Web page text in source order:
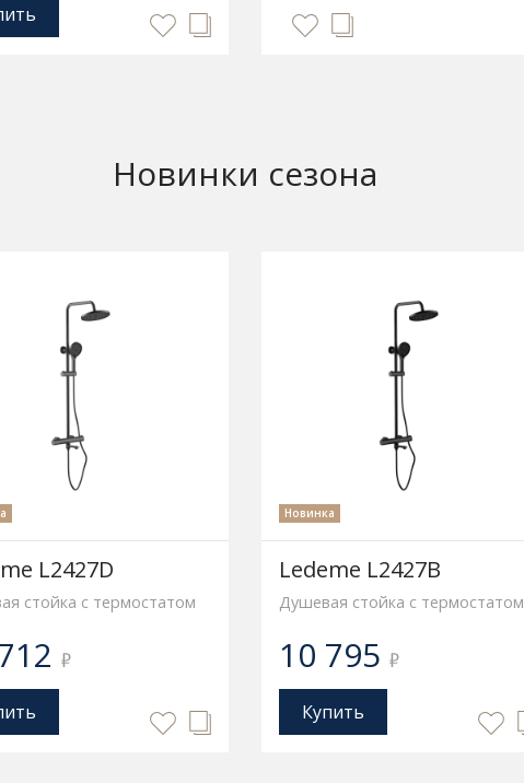
Новинки сезона
L2427D
стойка с термостатом
₽
Новинка
Ledeme L2427B
Душевая стойка с термостатом
10 795 ₽
Купить